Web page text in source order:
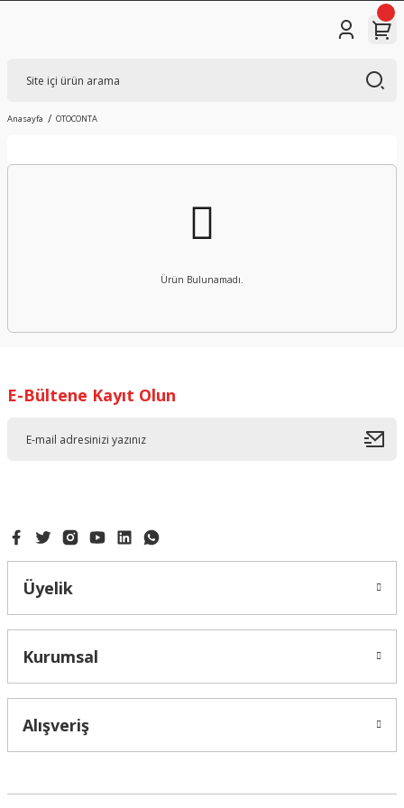
Anasayfa OTOCONTA
Ürün Bulunamadı.
E-Bültene Kayıt Olun
Üyelik
Kurumsal
Alışveriş